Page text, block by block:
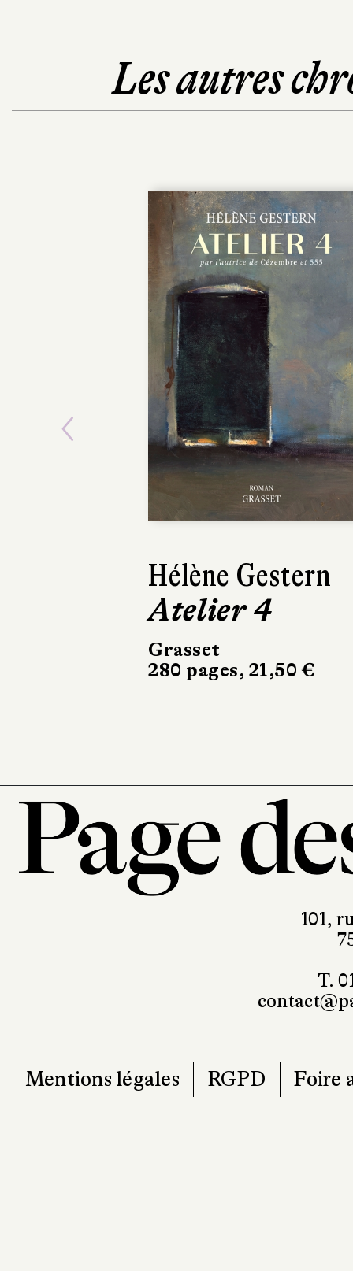
Les autres
Mikołaj Łozínski
Les Enfants
Stramer
Noir sur Blanc
Previous
101,
T.
Mentions légales RGPD Foire